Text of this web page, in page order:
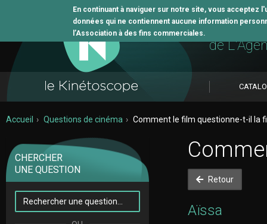
En continuant à naviguer sur notre site, vous
données qui ne contiennent aucune information
l’Association à des fins commerciales. L'outil
de
Accueil Questions de cinéma Comment le film questionne-t-il la
CHERCHER
UNE QUESTION
Retour
Aïssa